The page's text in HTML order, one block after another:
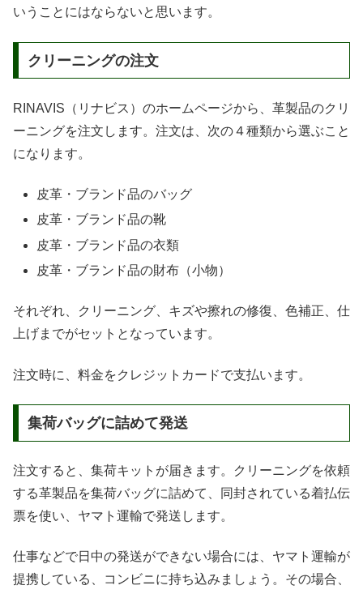
いうことにはならないと思います。
クリーニングの注文
RINAVIS（リナビス）のホームページから、革製品のクリ
ーニングを注文します。注文は、次の４種類から選ぶこと
になります。
皮革・ブランド品のバッグ
皮革・ブランド品の靴
皮革・ブランド品の衣類
皮革・ブランド品の財布（小物）
それぞれ、クリーニング、キズや擦れの修復、色補正、仕
上げまでがセットとなっています。
注文時に、料金をクレジットカードで支払います。
集荷バッグに詰めて発送
注文すると、集荷キットが届きます。クリーニングを依頼
する革製品を集荷バッグに詰めて、同封されている着払伝
票を使い、ヤマト運輸で発送します。
仕事などで日中の発送ができない場合には、ヤマト運輸が
提携している、コンビニに持ち込みましょう。その場合、